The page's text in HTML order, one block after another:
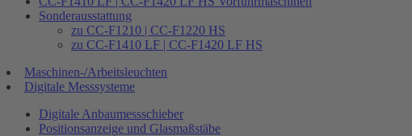
Sonderausstattung
zu CC-F1210 | CC-F1220 HS
zu CC-F1410 LF | CC-F1420 LF HS
Maschinen-/Arbeitsleuchten
Digitale Messsysteme
Digitale Anbaumessschieber
Positionsanzeige und Glasmaßstäbe